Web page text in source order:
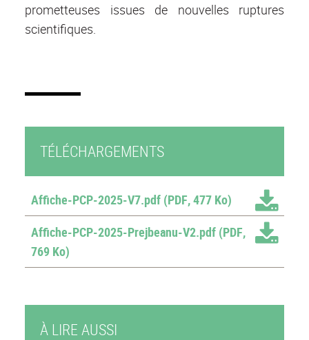
prometteuses issues de nouvelles ruptures
scientifiques.
TÉLÉCHARGEMENTS
Affiche-PCP-2025-V7.pdf (PDF, 477 Ko)
Affiche-PCP-2025-Prejbeanu-V2.pdf (PDF,
769 Ko)
À LIRE AUSSI